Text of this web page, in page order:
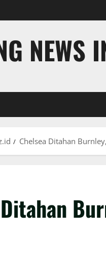
NEWS
Chelsea Ditahan